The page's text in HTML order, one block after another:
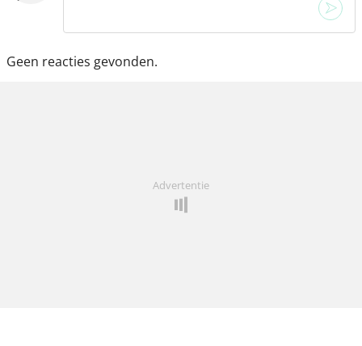
Geen reacties gevonden.
Advertentie